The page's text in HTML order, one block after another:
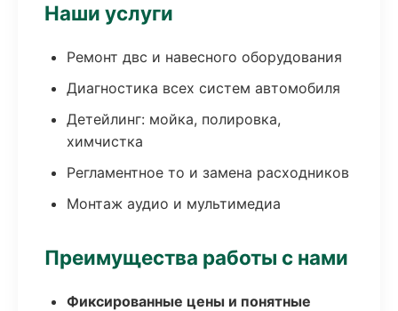
Наши услуги
Ремонт двс и навесного оборудования
Диагностика всех систем автомобиля
Детейлинг: мойка, полировка,
химчистка
Регламентное то и замена расходников
Монтаж аудио и мультимедиа
Преимущества работы с нами
Фиксированные цены и понятные